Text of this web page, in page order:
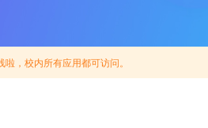
啦，校内所有应用都可访问。